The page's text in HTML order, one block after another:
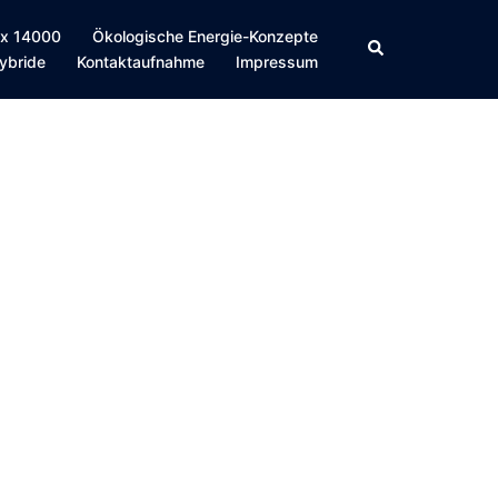
14000
Ökologische Energie-Konzepte
Kontaktaufnahme Impressum